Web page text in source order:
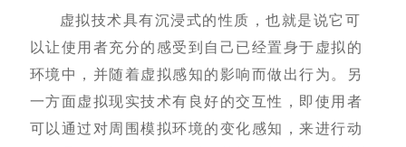
虚拟技术具有沉浸式的性质，也就是说它可
以让使用者充分的感受到自己已经置身于虚拟的
环境中，并随着虚拟感知的影响而做出行为。另
一方面虚拟现实技术有良好的交互性，即使用者
可以通过对周围模拟环境的变化感知，来进行动